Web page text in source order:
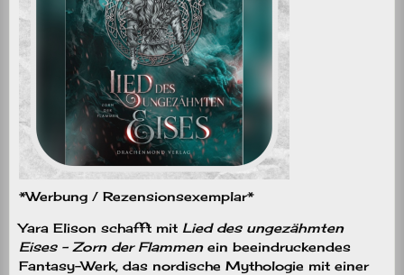
*Werbung / Rezensionsexemplar*
Yara Elison schafft mit Lied des ungezähmten
Eises – Zorn der Flammenein beeindruckendes
Fantasy-Werk, das nordische Mythologie mit einer